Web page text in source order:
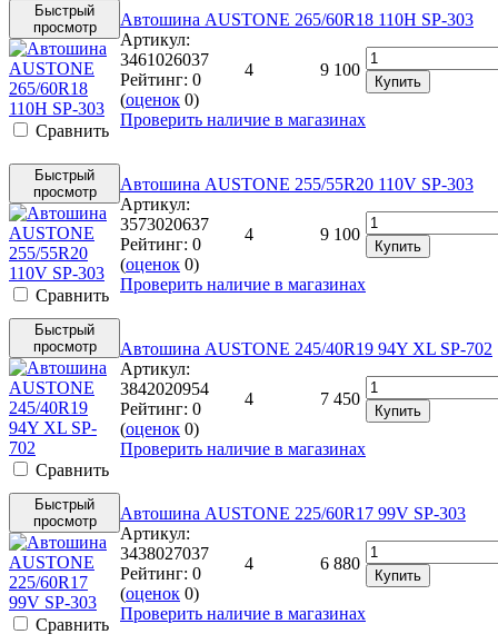
Быстрый
просмотр
Cравнить
Автошина AUSTONE 265/60R18 110H SP-303
Артикул:
3461026037
Рейтинг: 0
(оценок 0)
4 9 100
Купить
Проверить наличие в магазинах
Быстрый
просмотр
Cравнить
Автошина AUSTONE 255/55R20 110V SP-303
Артикул:
3573020637
Рейтинг: 0
(оценок 0)
4 9 100
Купить
Проверить наличие в магазинах
Быстрый
просмотр
Cравнить
Автошина AUSTONE 245/40R19 94Y XL SP-702
Артикул:
3842020954
Рейтинг: 0
(оценок 0)
4 7 450
Купить
Проверить наличие в магазинах
Быстрый
просмотр
Cравнить
Автошина AUSTONE 225/60R17 99V SP-303
Артикул:
3438027037
Рейтинг: 0
(оценок 0)
4 6 880
Купить
Проверить наличие в магазинах